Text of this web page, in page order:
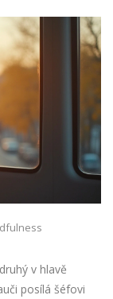
v hlavě
posílá šéfovi